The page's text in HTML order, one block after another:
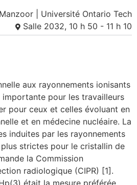
| Université Ontario Tech
Salle 2032, 10 h 50 - 11 h 10
aux rayonnements ionisants
pour les travailleurs
pour ceux et celles évoluant en
et en médecine nucléaire. La
induites par les rayonnements
strictes pour le cristallin de
la Commission
radiologique (CIPR) [1].